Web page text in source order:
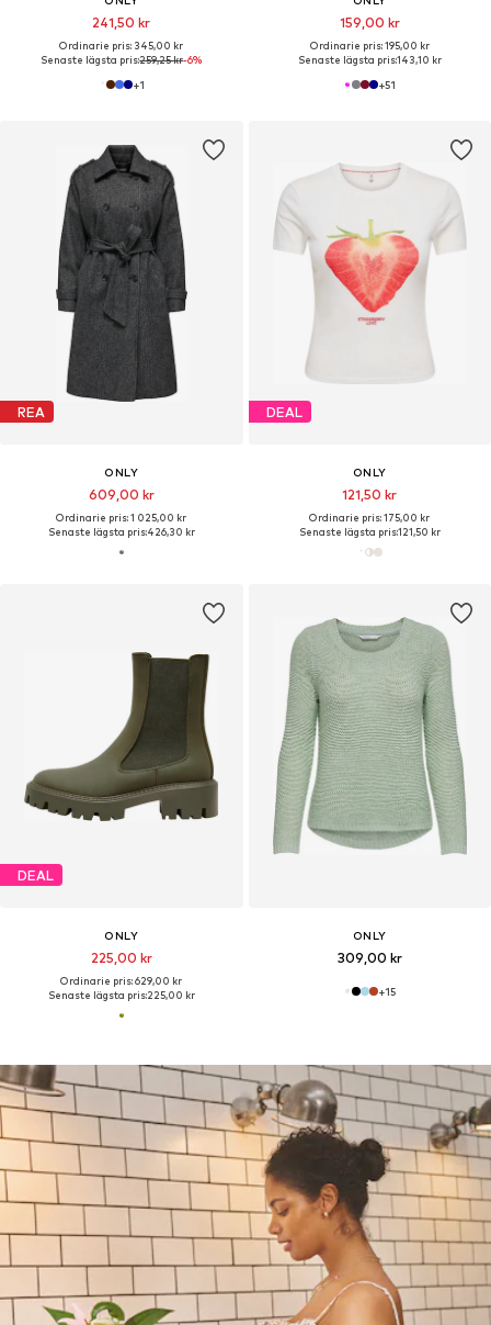
241,50 kr
Ordinarie pris: 345,00 kr
Senaste lägsta pris:259,25 kr-6%
+1
159,00 kr
Ordinarie pris: 195,00 kr
Senaste lägsta pris:143,10 kr
+51
REA
ONLY
609,00 kr
Ordinarie pris: 1 025,00 kr
Senaste lägsta pris:426,30 kr
DEAL
ONLY
121,50 kr
Ordinarie pris: 175,00 kr
Senaste lägsta pris:121,50 kr
DEAL
ONLY
225,00 kr
Ordinarie pris: 629,00 kr
Senaste lägsta pris:225,00 kr
ONLY
309,00 kr
+15